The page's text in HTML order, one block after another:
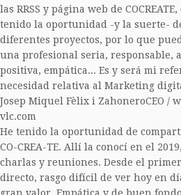
las RRSS y página web de
tenido la oportunidad -y la suerte-
diferentes proyectos, por lo que
una profesional seria, responsable,
positiva, empática... Es y será mi
necesidad relativa al Marketing
Josep Miquel Fèlix i ZahoneroCEO /
vlc.com
He tenido la oportunidad de
CO-CREA-TE. Allí la conocí en el
charlas y reuniones. Desde el
directo, rasgo difícil de ver hoy en
gran valor. Empática y de buen